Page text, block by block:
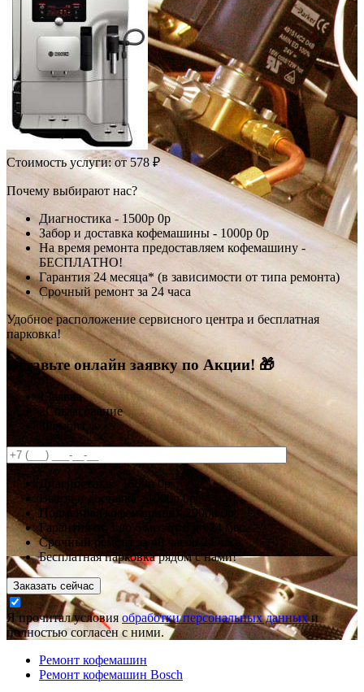
Стоимость услуги:от 578 ₽
Почему выбирают нас?
Диагностика - 1500р 0р
Забор и доставка кофемашины - 1000р 0р
На время ремонта предоставляем кофемашину -
БЕСПЛАТНО!
Гарантия 24 месяца* (в зависимости от типа ремонта)
Срочный ремонт за 24 часа
Удобное расположение сервисного центра и бесплатная
парковка!
Оставьте онлайн заявку по Акции! 🎁
Заявка
2Согласование
Ремонт
Диагностика -1500р0р
Выезд и доставка -
1000р0р
Подменная кофемашина -2000р
Гарантия
от 3 до 6 мес
от 6 до 24 мес.
Срочный ремонт за 48 часов
24 часа
Бесплатная парковка рядом с нами!
Заказать сейчас
Я прочитал условия обработки персональных данныхи
полностью согласен с ними.
Ремонт кофемашин
Ремонт кофемашин Bosch